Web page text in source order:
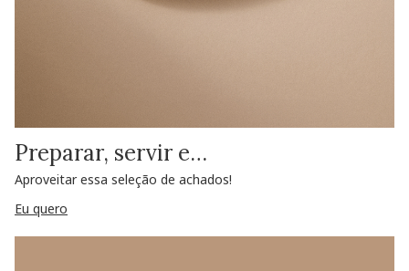
Preparar, servir e…
Aproveitar essa seleção de achados!
Eu quero